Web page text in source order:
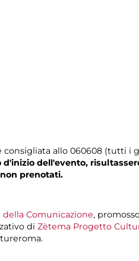
allo 060608 (tutti i
dell'evento,
prenotati.
della Comunicazione,
di Zètema Progetto